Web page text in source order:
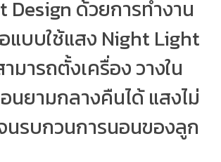
Design ด้วยการทำงาน
แบบใช้แสง Night Light
มารถตั้งเครื่อง วางใน
นยามกลางคืนได้ แสงไม่
นรบกวนการนอนของลูก